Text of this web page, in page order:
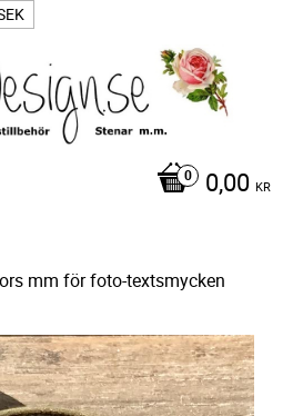
0,00 KR
mm för foto-textsmycken